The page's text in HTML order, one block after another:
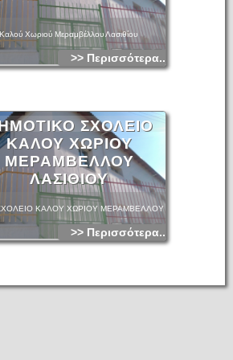
Χωριού Μεραμβέλλου Λασιθίου
>> Περισσότερα...
ΣΧΟΛΕΙΟ
ΚΑΛΟΥ ΧΩΡΙΟΥ
ΜΕΡΑΜΒΕΛΛΟΥ
ΛΑΣΙΘΙΟΥ
ΚΑΛΟΥ ΧΩΡΙΟΥ ΜΕΡΑΜΒΕΛΛΟΥ
>> Περισσότερα...